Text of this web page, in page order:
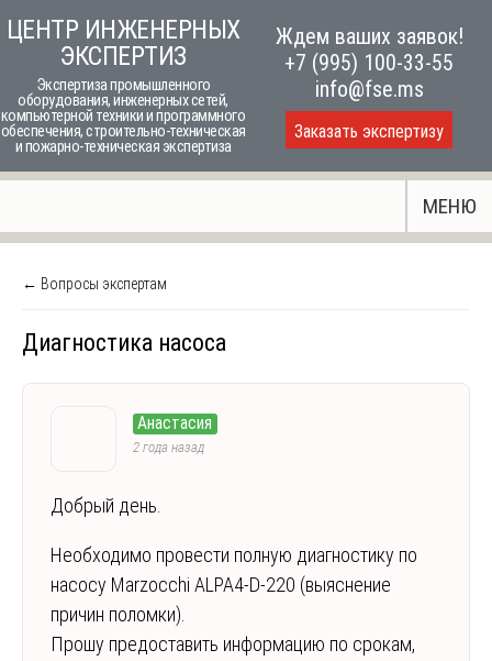
to
content
ЦЕНТР ИНЖЕНЕРНЫХ
ЭКСПЕРТИЗ
Экспертиза промышленного
оборудования, инженерных сетей,
компьютерной техники и программного
обеспечения, строительно-техническая
и пожарно-техническая экспертиза
Ждем ваших заявок!
+7 (995) 100-33-55
info@fse.ms
Заказать экспертизу
МЕНЮ
← Вопросы экспертам
Диагностика насоса
Анастасия
2 года назад
Добрый день.
Необходимо провести полную диагностику по
насосу Marzocchi ALPA4-D-220 (выяснение
причин поломки).
Прошу предоставить информацию по срокам,